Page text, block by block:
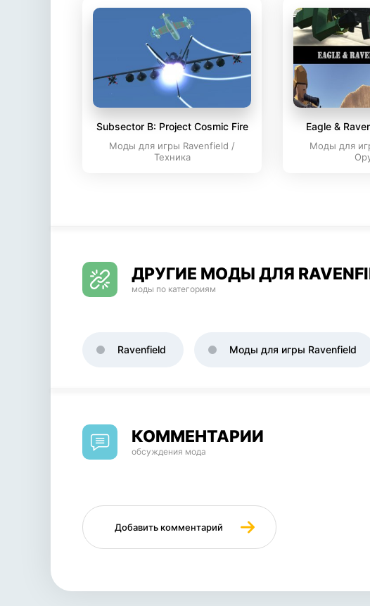
Subsector B: Project Cosmic Fire
Моды для игры Ravenfield /
Техника
Eagle &
Моды для
ДРУГИЕ МОДЫ ДЛЯ
моды по категориям
Ravenfield Моды для игры Ravenfield
КОММЕНТАРИИ
обсуждения мода
Добавить комментарий